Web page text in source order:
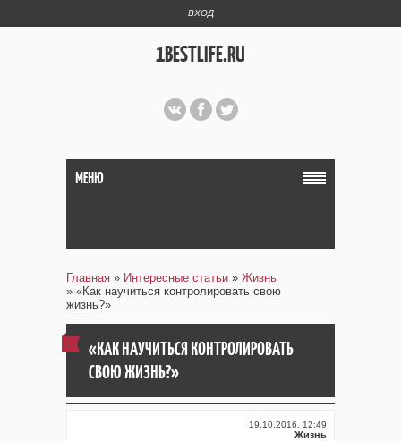
ВХОД
1BESTLIFE.RU
МЕНЮ
Главная » Интересные статьи » Жизнь
» «Как научиться контролировать свою
жизнь?»
«КАК НАУЧИТЬСЯ КОНТРОЛИРОВАТЬ
СВОЮ ЖИЗНЬ?»
19.10.2016, 12:49
Жизнь